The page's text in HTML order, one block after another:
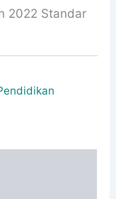
2022 Standar